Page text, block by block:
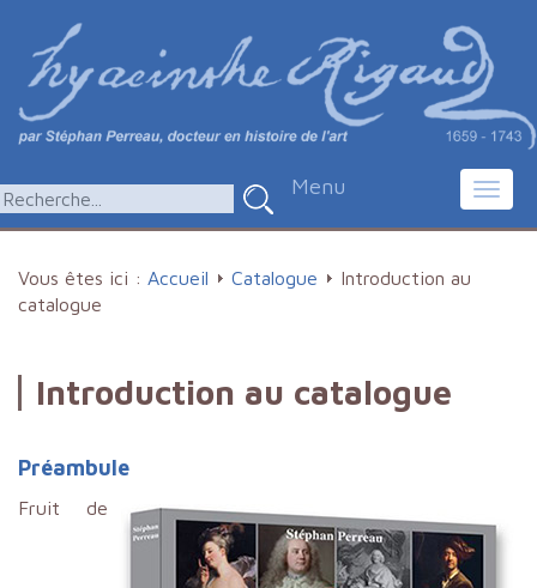
Menu
Vous êtes ici : Accueil Catalogue
Introduction au
catalogue
Introduction au catalogue
Préambule
Fruit de